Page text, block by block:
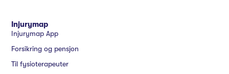
Injurymap
Injurymap App
Forsikring og pensjon
Til fysioterapeuter